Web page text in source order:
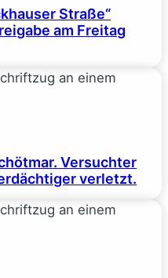
Straße“
am Freitag
Versuchter
verletzt.